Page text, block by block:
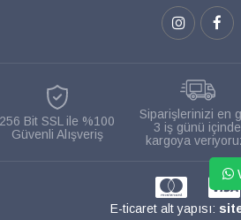
256 Bit SSL ile %100
Güvenli Alışveriş
Siparişlerinizi en
3 iş günü içinde
kargoya
E-ticaret alt yapısı: